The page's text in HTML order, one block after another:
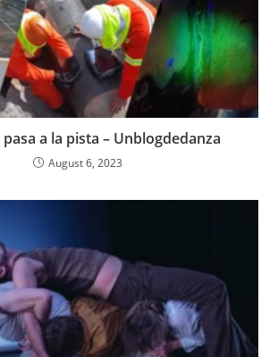
pasa a la pista – Unblogdedanza
August 6, 2023